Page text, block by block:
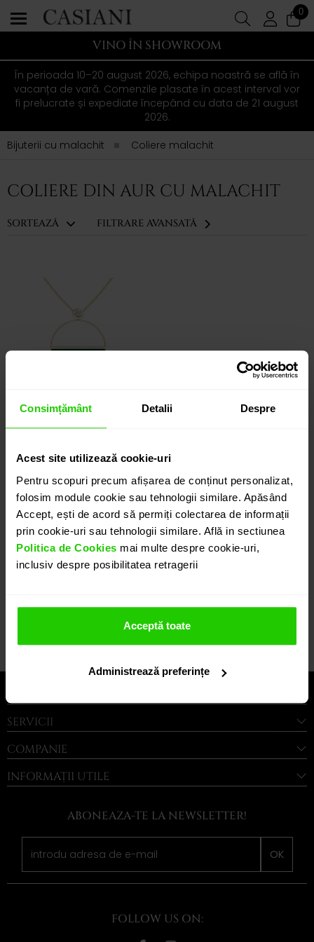
Consimțământ Detalii Despre
Acest site utilizează cookie-uri
Pentru scopuri precum afișarea de conținut personalizat,
folosim module cookie sau tehnologii similare. Apăsând
Accept, ești de acord să permiți colectarea de informații
prin cookie-uri sau tehnologii similare. Află in sectiunea
Politica de Cookies mai multe despre cookie-uri,
inclusiv despre posibilitatea retragerii
Acceptă toate
Administrează preferințe
0
VINO ÎN SHOWROOM
În perioada 10–20 august 2026, echipa noastră se află în
vacanța de vară. Comenzile plasate în acest interval vor
fi prelucrate și expediate începând cu data de 21 august
2026.
Bijuterii cu malachit
Coliere malachit
COLIERE DIN AUR CU MALACHIT
SORTEAZĂ FILTRARE AVANSATĂ
PANDANTIV ABSOLUTE
aur 18k / malachit /
diamant
12.840 lei
1 din 1
SERVICII
COMPANIE
INFORMAȚII UTILE
ABONEAZA-TE LA NEWSLETTER!
OK
FOLLOW US ON: